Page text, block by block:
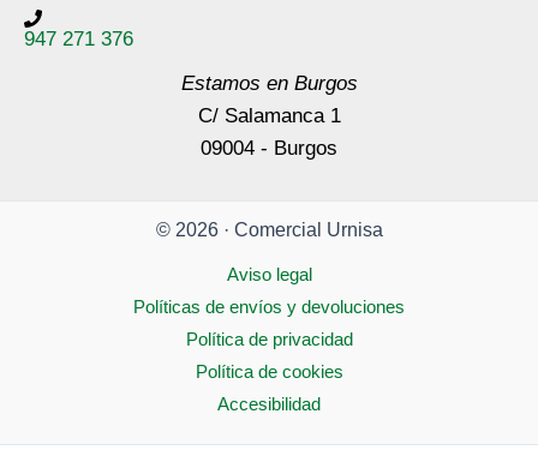
947 271 376
Estamos en Burgos
C/ Salamanca 1
09004 - Burgos
© 2026 · Comercial Urnisa
Aviso legal
Políticas de envíos y devoluciones
Política de privacidad
Política de cookies
Accesibilidad